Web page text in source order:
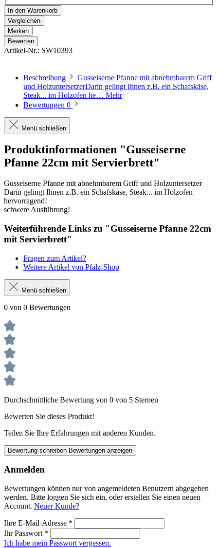
In den Warenkorb
Vergleichen
Merken
Bewerten
Artikel-Nr.: SW10393
Beschreibung
Gusseiserne Pfanne mit abnehmbarem Griff
und HolzuntersetzerDarin gelingt Ihnen z.B. ein Schafskäse,
Steak... im Holzofen he… Mehr
Bewertungen 0
Menü schließen
Produktinformationen "Gusseiserne
Pfanne 22cm mit Servierbrett"
Gusseiserne Pfanne mit abnehmbarem Griff und Holzuntersetzer
Darin gelingt Ihnen z.B. ein Schafskäse, Steak... im Holzofen
hervorragend!
schwere Ausführung!
Weiterführende Links zu "Gusseiserne Pfanne 22cm
mit Servierbrett"
Fragen zum Artikel?
Weitere Artikel von Pfalz-Shop
Menü schließen
0 von 0 Bewertungen
Durchschnittliche Bewertung von 0 von 5 Sternen
Bewerten Sie dieses Produkt!
Teilen Sie Ihre Erfahrungen mit anderen Kunden.
Bewertung schreiben Bewertungen anzeigen
Anmelden
Bewertungen können nur von angemeldeten Benutzern abgegeben
werden. Bitte loggen Sie sich ein, oder erstellen Sie einen neuen
Account. Neuer Kunde?
Ihre E-Mail-Adresse *
Ihr Passwort *
Ich habe mein Passwort vergessen.